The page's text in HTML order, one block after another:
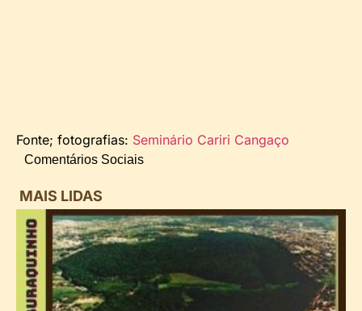
Fonte; fotografias: Seminário Cariri Cangaço
Comentários Sociais
MAIS LIDAS